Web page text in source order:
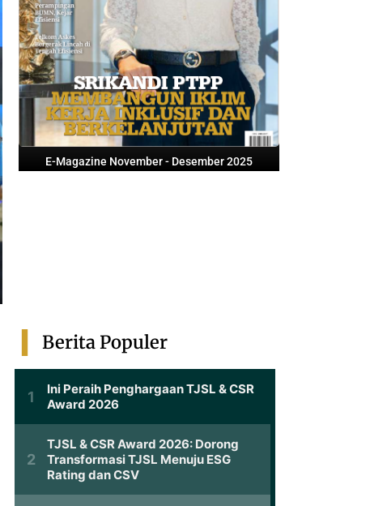
E-Magazine November - Desember 2025
Berita Populer